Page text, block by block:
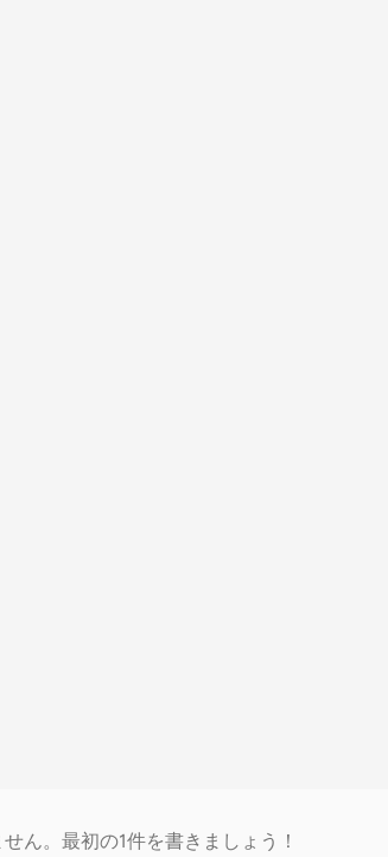
ん。最初の1件を書きましょう！